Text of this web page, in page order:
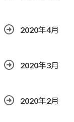
2020年4月
2020年3月
2020年2月